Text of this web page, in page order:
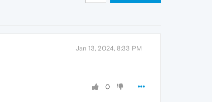
Jan 13, 2024, 8:33 PM
0